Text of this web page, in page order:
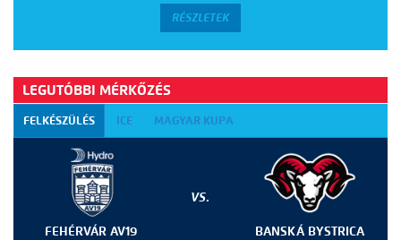
RÉSZLETEK
LEGUTÓBBI MÉRKŐZÉS
FELKÉSZÜLÉS ICE MAGYAR KUPA
FEHÉRVÁR AV19
VS.
BANSKÁ BYSTRICA